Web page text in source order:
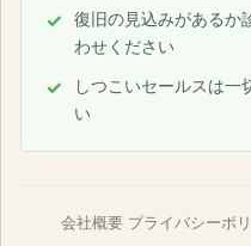
復旧の見込みがあるか
わせください
しつこいセールスは一
い
会社概要 プライバシーポ